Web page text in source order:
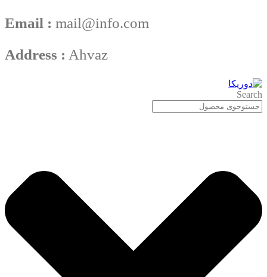
Email : mail@info.com
Address : Ahvaz
Search